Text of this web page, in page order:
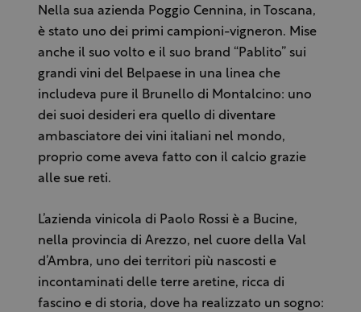
Nella sua azienda Poggio Cennina, in Toscana,
è stato uno dei primi campioni-vigneron. Mise
anche il suo volto e il suo brand “Pablito” sui
grandi vini del Belpaese in una linea che
includeva pure il Brunello di Montalcino: uno
dei suoi desideri era quello di diventare
ambasciatore dei vini italiani nel mondo,
proprio come aveva fatto con il calcio grazie
alle sue reti.
L’azienda vinicola di Paolo Rossi è a Bucine,
nella provincia di Arezzo, nel cuore della Val
d’Ambra, uno dei territori più nascosti e
incontaminati delle terre aretine, ricca di
fascino e di storia, dove ha realizzato un sogno: